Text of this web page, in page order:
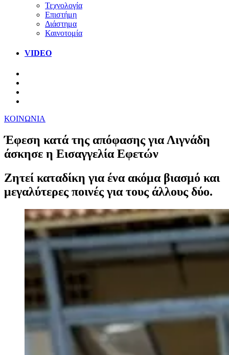
Τεχνολογία
Επιστήμη
Διάστημα
Καινοτομία
VIDEO
ΚΟΙΝΩΝΙΑ
Έφεση κατά της απόφασης για Λιγνάδη
άσκησε η Εισαγγελία Εφετών
Ζητεί καταδίκη για ένα ακόμα βιασμό και
μεγαλύτερες ποινές για τους άλλους δύο.